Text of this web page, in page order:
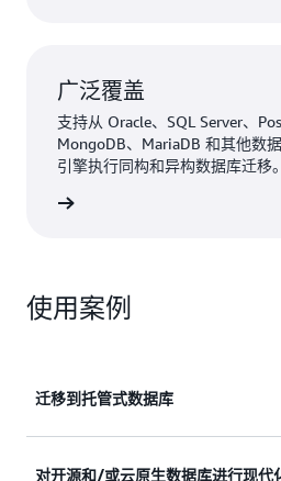
广泛覆盖
支持从 Oracle、SQL Server、
MongoDB、MariaDB 和其他数
引擎执行同构和异构数据库迁移。
使用案例
迁移到托管式数据库
通过简化的迁移流程从传统或
对开源和/或云原生数据库进行现代